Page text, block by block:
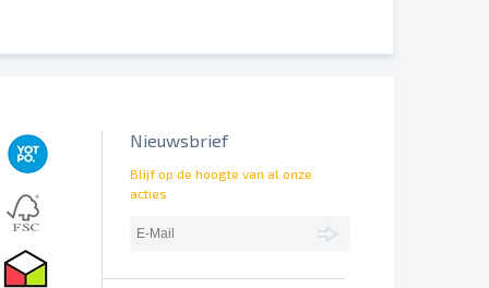
uiteindelijke drukbeeld kun je dit doen met tekens in de
nummering (1x of 2x) wordt altijd alleen op de voorzijde
Nieuwsbrief
Blijf op de hoogte van al onze
acties